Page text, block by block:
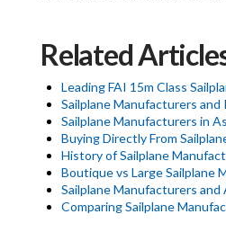
Related
Leading FAI 15m Class
Sailplane Manufacturers and
Sailplane Manufacturers in
Buying Directly From
History of Sailplane
Boutique vs Large Sailplane
Sailplane Manufacturers
Comparing Sailplane